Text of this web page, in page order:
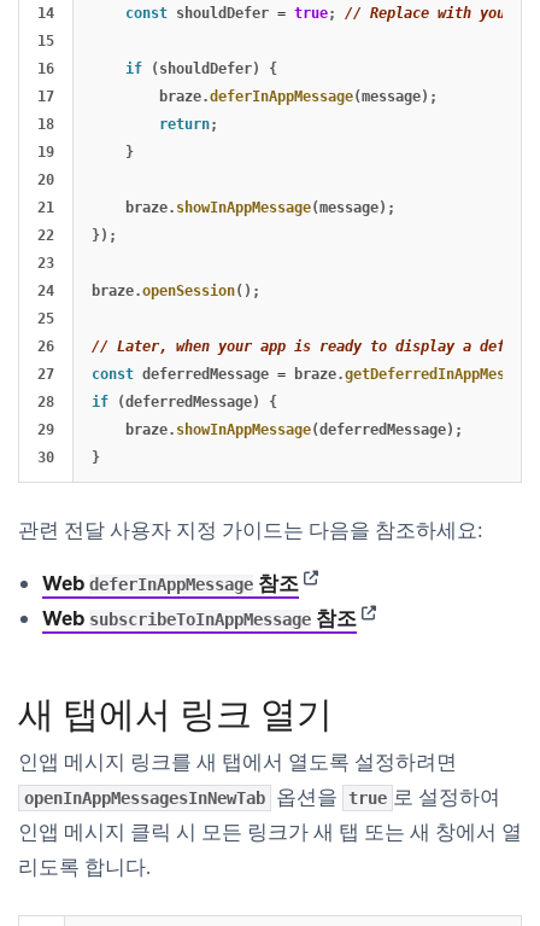
14
15
16
17
18
19
20
21
22
23
24
25
26
27
28
29
const shouldDefer = true; // Replace with your
if (shouldDefer)
{
braze.deferInAppMessage(message);
return;
}
braze. showInAppMessage(message);
});
braze.openSession();
// Later, when your app is ready to display a
const deferredMessage = braze.getDeferredInAppMessage
if
(deferredMessage)
{
braze. showInAppMessage(deferredMessage);
}
관련 전달 사용자 지정 가이드는 다음을 참조하세요:
Web deferInAppMessage 참조(opens in new tab)
Web subscribeToInAppMessage 참조(opens in new tab)
새 탭에서 링크 열기
인앱 메시지 링크를 새 탭에서 열도록 설정하려면
openInAppMessagesInNewTab 옵션을 true 로 설정하여
인앱 메시지 클릭 시 모든 링크가 새 탭 또는 새 창에서 열
리도록 합니다.